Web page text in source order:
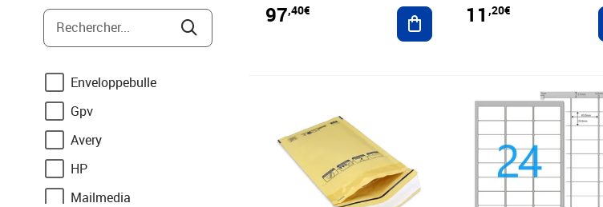
Rechercher...
Enveloppebulle
Gpv
Avery
HP
Mailmedia
97,40€ Ajouter au panier
11,20€
Prix 15,90€